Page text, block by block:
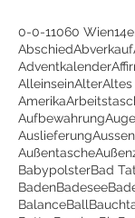
0-0-11060 Wien
AbschiedAbverkauf
Adventkalender
AlleinseinAlter
Amerika
Aufbewahrung
Auslieferung
Außentasche
BabypolsterBad
BadenBadesee
BalanceBall